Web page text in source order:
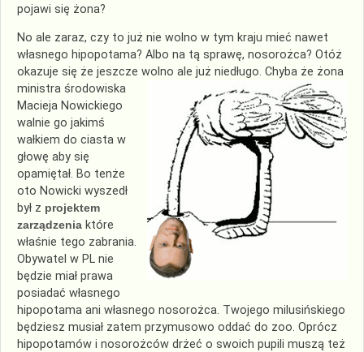
pojawi się żona?
No ale zaraz, czy to już nie wolno w tym kraju mieć nawet
własnego hipopotama? Albo na tą sprawę, nosorożca? Otóż
okazuje się że jeszcze wolno ale już niedługo. Chyba że żona
ministra środowiska
Macieja Nowickiego
walnie go jakimś
wałkiem do ciasta w
głowę aby się
opamiętał. Bo tenże
oto Nowicki wyszedł
był z projektem
zarządzenia które
właśnie tego zabrania.
Obywatel w PL nie
będzie miał prawa
posiadać własnego
hipopotama ani własnego nosorożca. Twojego milusińskiego
będziesz musiał zatem przymusowo oddać do zoo. Oprócz
hipopotamów i nosorożców drżeć o swoich pupili muszą też